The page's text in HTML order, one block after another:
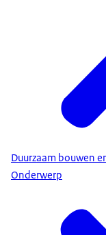
Duurzaam bouwen
Onderwerp